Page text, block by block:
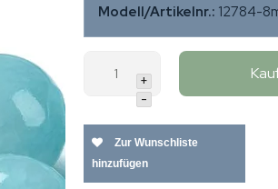
Modell/Artikelnr.: 12784-
+
-
Zur Wunschliste
hinzufügen